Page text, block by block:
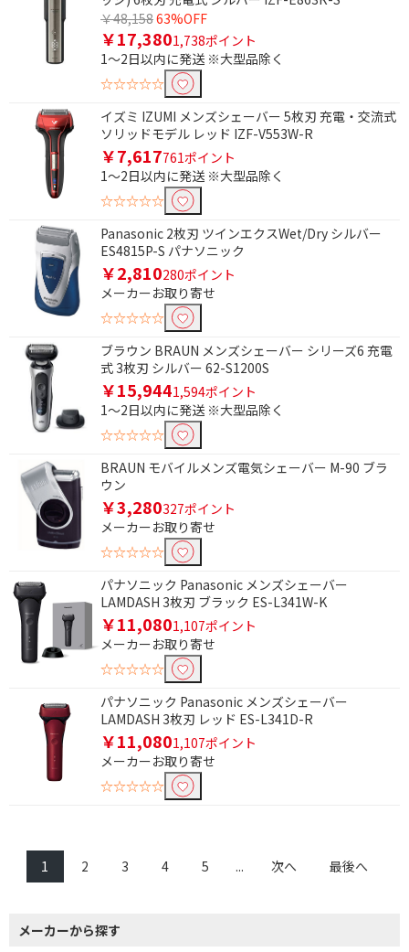
￥48,15863%OFF
￥17,3801,738ポイント
1～2日以内に発送 ※大型品除く
☆☆☆☆☆
イズミ IZUMI メンズシェーバー 5枚刃 充電・交流式
ソリッドモデル レッド IZF-V553W-R
￥7,617761ポイント
1～2日以内に発送 ※大型品除く
☆☆☆☆☆
Panasonic 2枚刃 ツインエクスWet/Dry シルバー
ES4815P-S パナソニック
￥2,810280ポイント
メーカーお取り寄せ
☆☆☆☆☆
ブラウン BRAUN メンズシェーバー シリーズ6 充電
式 3枚刃 シルバー 62-S1200S
￥15,9441,594ポイント
1～2日以内に発送 ※大型品除く
☆☆☆☆☆
BRAUN モバイルメンズ電気シェーバー M-90 ブラ
ウン
￥3,280327ポイント
メーカーお取り寄せ
☆☆☆☆☆
パナソニック Panasonic メンズシェーバー
LAMDASH 3枚刃 ブラック ES-L341W-K
￥11,0801,107ポイント
メーカーお取り寄せ
☆☆☆☆☆
パナソニック Panasonic メンズシェーバー
LAMDASH 3枚刃 レッド ES-L341D-R
￥11,0801,107ポイント
メーカーお取り寄せ
☆☆☆☆☆
1 2 3 4 5 ... 次へ 最後へ
メーカーから探す
往復式